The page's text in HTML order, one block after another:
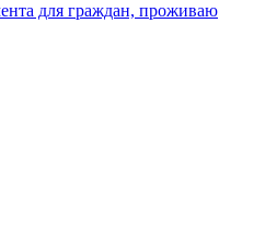
для граждан, проживаю